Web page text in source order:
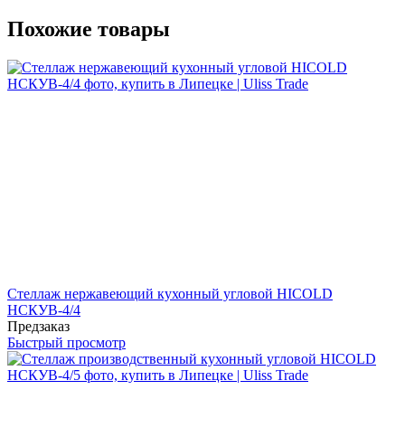
Похожие товары
Стеллаж нержавеющий кухонный угловой HICOLD
НСКУВ-4/4
Предзаказ
Быстрый просмотр